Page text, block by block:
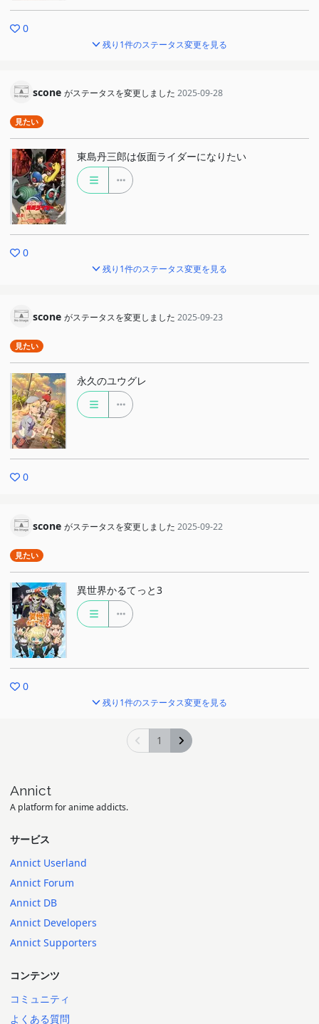
0
残り1件のステータス変更を見る
scone がステータスを変更しました 2025-09-28
見たい
東島丹三郎は仮面ライダーになりたい
0
残り1件のステータス変更を見る
scone がステータスを変更しました 2025-09-23
見たい
永久のユウグレ
0
scone がステータスを変更しました 2025-09-22
見たい
異世界かるてっと3
0
残り1件のステータス変更を見る
1
Annict
A platform for anime addicts.
サービス
Annict Userland
Annict Forum
Annict DB
Annict Developers
Annict Supporters
コンテンツ
コミュニティ
よくある質問